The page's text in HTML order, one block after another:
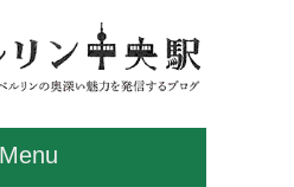
Menu